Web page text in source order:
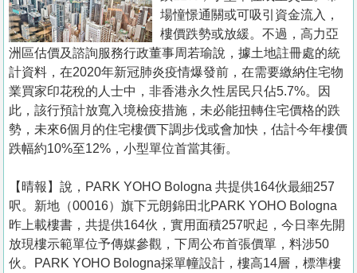
業
手
冊
關
於
我
們
場憧憬通關或可吸引資金流入，
樓價跌勢或放緩。不過，高力亞
洲區估價及諮詢服務行政董事周若瑜說，據土地註冊處的統
計資料，在2020年新冠肺炎疫情爆發前，在需要繳納住宅物
業買家印花稅的人士中，非香港永久性居民只佔5.7%。因
此，該行預計放寬入境檢疫措施，未必能扭轉住宅價格的跌
勢，未來6個月的住宅樓價下調步伐或會加快，估計今年樓價
跌幅約10%至12%，小型單位首當其衝。
【晴報】說，PARK YOHO Bologna 共提供164伙最細257
呎。新地（00016）旗下元朗錦田北PARK YOHO Bologna
昨上載樓書，共提供164伙，實用面積257呎起，今日率先開
放現樓示範單位予傳媒參觀，下周公布首張價單，料涉50
伙。PARK YOHO Bologna採單幢設計，樓高14層，標準樓